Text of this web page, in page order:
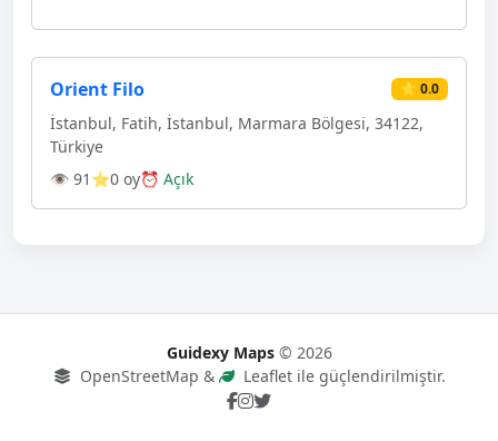
Orient Filo ⭐ 0.0
İstanbul, Fatih, İstanbul, Marmara Bölgesi, 34122,
Türkiye
👁 91 ⭐0 oy⏰ Açık
Guidexy Maps© 2026
OpenStreetMap &
Leaflet ile güçlendirilmiştir.